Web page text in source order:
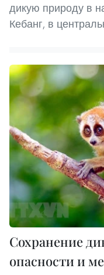
дикую природу в
Кебанг, в
Сохранение
опасности и